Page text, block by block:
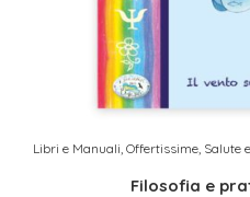
Libri e Manuali Offertissime Salute
Filosofia e